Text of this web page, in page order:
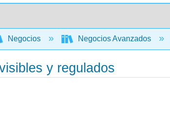
Negocios Negocios Avanzados
y regulados